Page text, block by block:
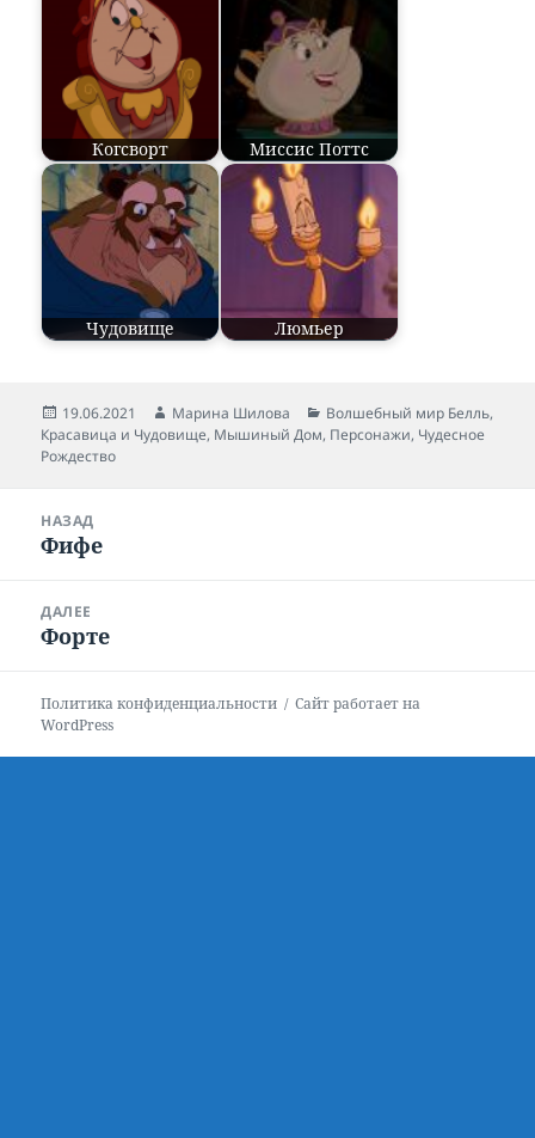
Когсворт Миссис Поттс
Чудовище Люмьер
Опубликовано
19.06.2021 Автор
Марина Шилова Рубрики
Волшебный мир Белль,
Красавица и Чудовище, Мышиный Дом, Персонажи, Чудесное
Рождество
записям
НАЗАД
Предыдущая
Фифе
ДАЛЕЕ
Следующая
Форте
Политика конфиденциальности
Сайт работает на
WordPress